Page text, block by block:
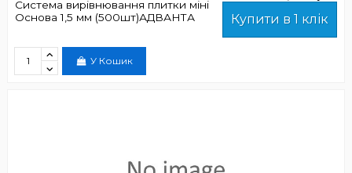
Система вирівнювання плитки міні
Основа 1,5 мм (500шт)АДВАНТА
Купити в 1 клік
У Кошик